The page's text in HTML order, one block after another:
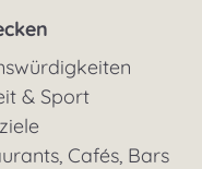
& Sport
Cafés, Bars